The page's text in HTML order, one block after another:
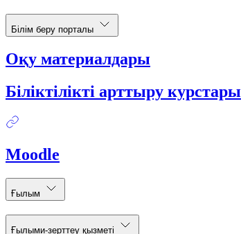
Білім беру порталы
Оқу материалдары
Біліктілікті арттыру курстары
Moodle
Ғылым
Ғылыми-зерттеу қызметі